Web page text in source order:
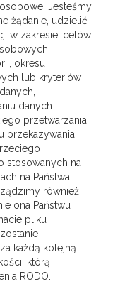
Jesteśmy
żądanie, udzielić
w zakresie: celów
okresu
lub kryteriów
danych
przetwarzania
przekazywania
stosowanych na
na Państwa
również
ona Państwu
pliku
każdą kolejną
którą
RODO.